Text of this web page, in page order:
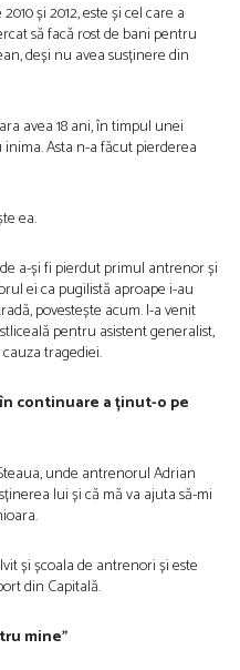
și 2012, este și cel care a
să facă rost de bani pentru
deși nu avea susținere din
avea 18 ani, în timpul unei
Asta n-a făcut pierderea
ea.
a-și fi pierdut primul antrenor și
ei ca pugilistă aproape i-au
povestește acum. I-a venit
pentru asistent generalist,
tragediei.
continuare a ținut-o pe
unde antrenorul Adrian
lui și că mă va ajuta să-mi
și școala de antrenori și este
din Capitală.
mine”